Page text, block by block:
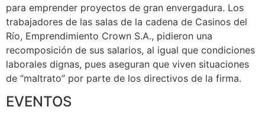
para emprender proyectos de gran envergadura. Los
trabajadores de las salas de la cadena de Casinos del
Río, Emprendimiento Crown S.A., pidieron una
recomposición de sus salarios, al igual que condiciones
laborales dignas, pues aseguran que viven situaciones
de “maltrato” por parte de los directivos de la firma.
EVENTOS